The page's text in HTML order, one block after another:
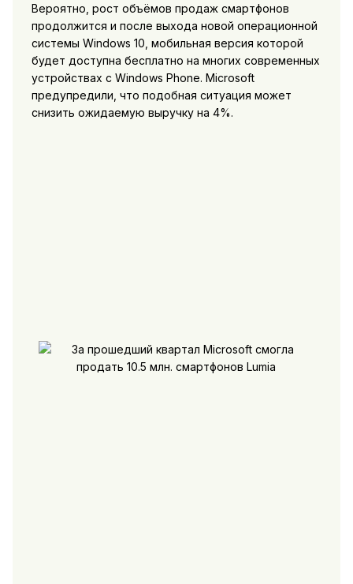
Вероятно, рост объёмов продаж смартфонов
продолжится и после выхода новой операционной
системы Windows 10, мобильная версия которой
будет доступна бесплатно на многих современных
устройствах с Windows Phone. Microsoft
предупредили, что подобная ситуация может
снизить ожидаемую выручку на 4%.